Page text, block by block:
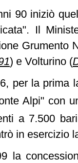
90 iniziò
Il
Grumento
) e Volturino (
per la prima
Alpi" con
a 7.500
in esercizio
la